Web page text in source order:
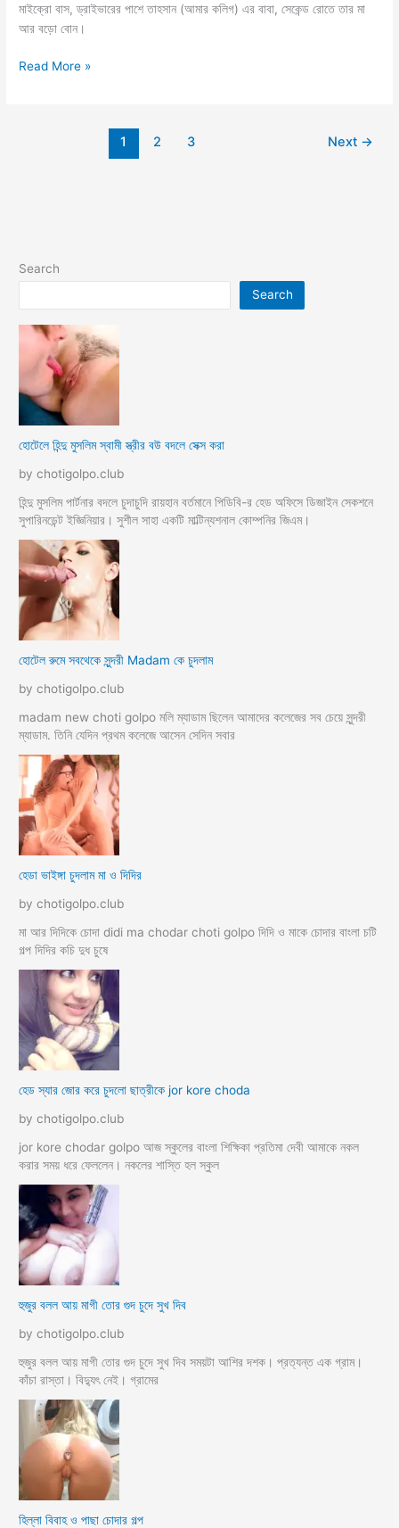
মাইক্রো বাস, ড্রাইভারের পাশে তাহসান (আমার কলিগ) এর বাবা, সেকেন্ড রোতে তার মা
আর বড়ো বোন।
bondhur
Read More »
1 2 3 Next →
Search
Search
হোটেলে হিন্দু মুসলিম স্বামী স্ত্রীর বউ বদলে সেক্স করা
by chotigolpo.club
হিন্দু মুসলিম পার্টনার বদলে চুদাচুদি রায়হান বর্তমানে পিডিবি-র হেড অফিসে ডিজাইন সেকশনে
সুপারিনডেন্ট ইজ্ঞিনিয়ার। সুশীল সাহা একটি মাল্টিন্যশনাল কোম্পনির জিএম।
হোটেল রুমে সবথেকে সুন্দরী Madam কে চুদলাম
by chotigolpo.club
madam new choti golpo মলি ম্যাডাম ছিলেন আমাদের কলেজের সব চেয়ে সুন্দরী
ম্যাডাম. তিনি যেদিন প্রথম কলেজে আসেন সেদিন সবার
হেডা ভাইঙ্গা চুদলাম মা ও দিদির
by chotigolpo.club
মা আর দিদিকে চোদা didi ma chodar choti golpo দিদি ও মাকে চোদার বাংলা চটি
গল্প দিদির কচি দুধ চুষে
হেড স্যার জোর করে চুদলো ছাত্রীকে jor kore choda
by chotigolpo.club
jor kore chodar golpo আজ স্কুলের বাংলা শিক্ষিকা প্রতিমা দেবী আমাকে নকল
করার সময় ধরে ফেললেন। নকলের শাস্তি হল স্কুল
হুজুর বলল আয় মাগী তোর গুদ চুদে সুখ দিব
by chotigolpo.club
হুজুর বলল আয় মাগী তোর গুদ চুদে সুখ দিব সময়টা আশির দশক। প্রত্যন্ত এক গ্রাম।
কাঁচা রাস্তা। বিদ্যুৎ নেই। গ্রামের
হিল্লা বিবাহ ও পাছা চোদার গল্প